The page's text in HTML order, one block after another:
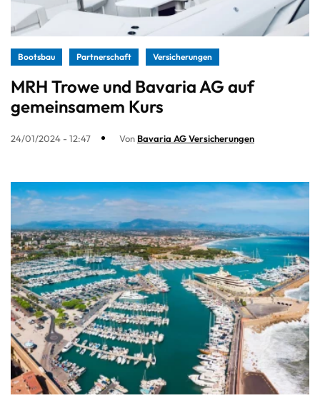
Bootsbau Partnerschaft Versicherungen
MRH Trowe und Bavaria AG auf
gemeinsamem Kurs
24/01/2024 - 12:47 Von Bavaria AG Versicherungen